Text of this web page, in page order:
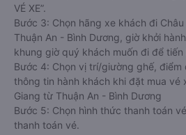
VÉ XE”.
Bước 3: Chọn hãng xe khách đi
Thuận An - Bình Dương, giờ khởi
khung giờ quý khách muốn đi để tiến
Bước 4: Chọn vị trí/giường ghế, điểm
thông tin hành khách khi đặt mua vé
Giang từ Thuận An - Bình Dương
Bước 5: Chọn hình thức thanh toán
thanh toán vé.